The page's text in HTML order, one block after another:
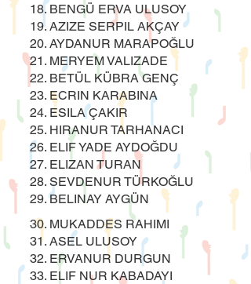
18. BENGÜ ERVA ULUSOY
19. AZIZE SERPIL AKÇAY
20. AYDANUR MARAPOĞLU
21. MERYEM VALIZADE
22. BETÜL KÜBRA GENÇ
23. ECRIN KARABINA
24. ESILA ÇAKIR
25. HIRANUR TARHANACI
26. ELIF YADE AYDOĞDU
27. ELIZAN TURAN
28. SEVDENUR TÜRKOĞLU
29. BELINAY AYGÜN
30. MUKADDES RAHIMI
31. ASEL ULUSOY
32. ERVANUR DURGUN
33. ELIF NUR KABADAYI